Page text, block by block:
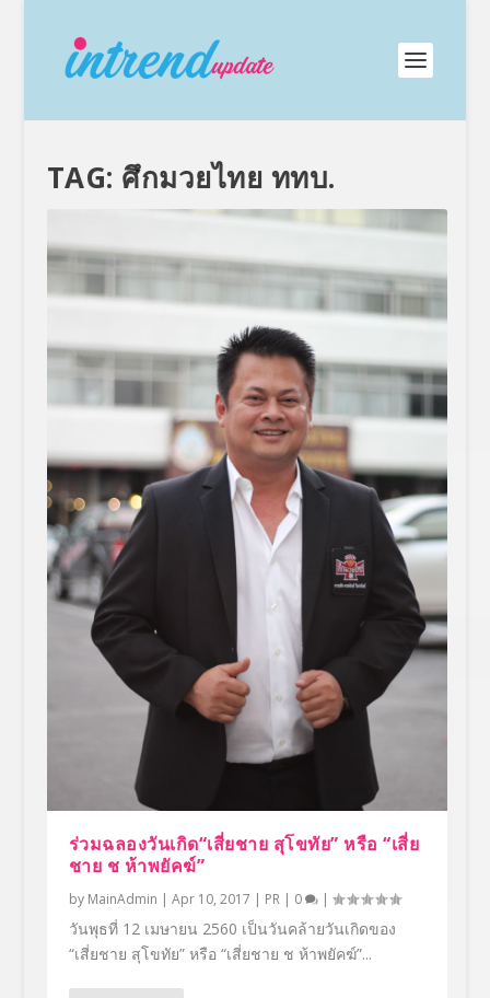
TAG: ศึกมวยไทย ททบ.
ร่วมฉลองวันเกิด“เสี่ยชาย สุโขทัย” หรือ “เสี่ย
ชาย ช ห้าพยัคฆ์”
by MainAdmin | Apr 10, 2017 | PR| 0 |
วันพุธที่ 12 เมษายน 2560 เป็นวันคล้ายวันเกิดของ
“เสี่ยชาย สุโขทัย” หรือ “เสี่ยชาย ช ห้าพยัคฆ์”...